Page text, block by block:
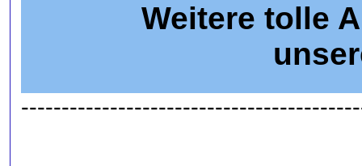
Weitere tolle